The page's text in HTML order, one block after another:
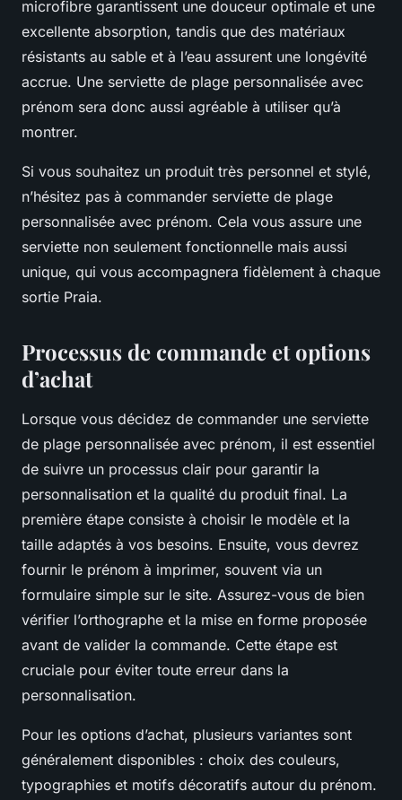
microfibre garantissent une douceur optimale et une
excellente absorption, tandis que des matériaux
résistants au sable et à l’eau assurent une longévité
accrue. Une serviette de plage personnalisée avec
prénom sera donc aussi agréable à utiliser qu’à
montrer.
Si vous souhaitez un produit très personnel et stylé,
n’hésitez pas à commander serviette de plage
personnalisée avec prénom. Cela vous assure une
serviette non seulement fonctionnelle mais aussi
unique, qui vous accompagnera fidèlement à chaque
sortie Praia.
Processus de commande et options
d’achat
Lorsque vous décidez de commander une serviette
de plage personnalisée avec prénom, il est essentiel
de suivre un processus clair pour garantir la
personnalisation et la qualité du produit final. La
première étape consiste à choisir le modèle et la
taille adaptés à vos besoins. Ensuite, vous devrez
fournir le prénom à imprimer, souvent via un
formulaire simple sur le site. Assurez-vous de bien
vérifier l’orthographe et la mise en forme proposée
avant de valider la commande. Cette étape est
cruciale pour éviter toute erreur dans la
personnalisation.
Pour les options d’achat, plusieurs variantes sont
généralement disponibles : choix des couleurs,
typographies et motifs décoratifs autour du prénom.